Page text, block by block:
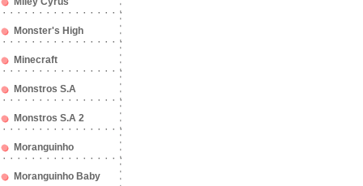
Monster's High
Minecraft
Monstros S.A
Monstros S.A 2
Moranguinho
Moranguinho Baby